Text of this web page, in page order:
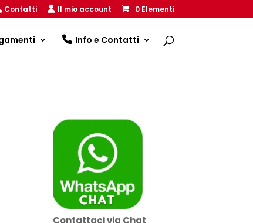
Contatti Il mio account 0 Elementi
Info e Contatti
Contattaci via Chat